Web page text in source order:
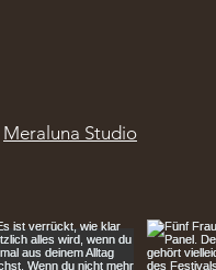
Meraluna Studio